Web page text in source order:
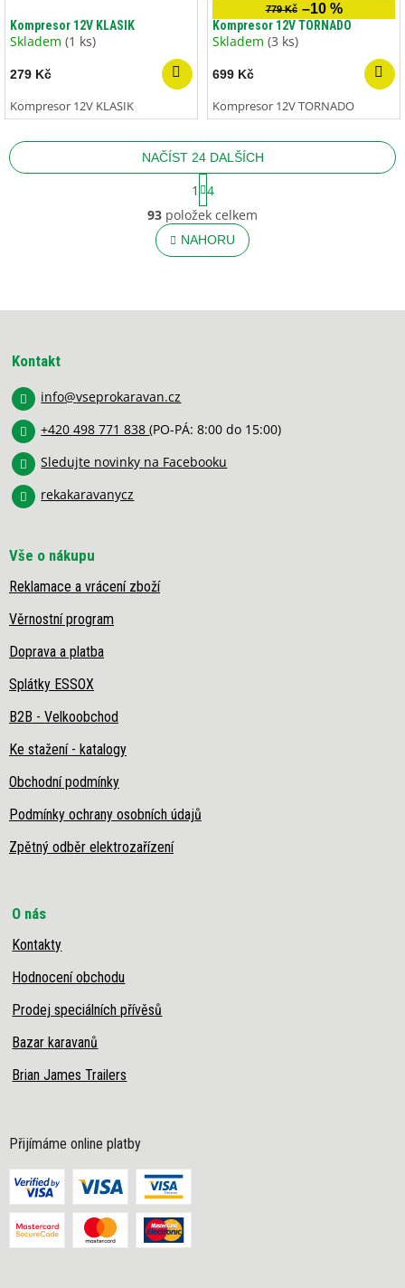
Kompresor 12V KLASIK
Skladem (1 ks)
279 Kč
Kompresor 12V KLASIK
779 Kč –10 %
Kompresor 12V TORNADO
Skladem (3 ks)
699 Kč
Kompresor 12V TORNADO
O
v
l
á
c
v
p
NAČÍST 24 DALŠÍCH
S
t
r
á
n
k
1
4
93 položek celkem
NAHORU
Kontakt
info@vseprokaravan.cz
+420 498 771 838(PO-PÁ: 8:00 do 15:00)
Sledujte novinky na Facebooku
rekakaravanycz
Vše o nákupu
Reklamace a vrácení zboží
Věrnostní program
Doprava a platba
Splátky ESSOX
B2B - Velkoobchod
Ke stažení - katalogy
Obchodní podmínky
Podmínky ochrany osobních údajů
Zpětný odběr elektrozařízení
O nás
Kontakty
Hodnocení obchodu
Prodej speciálních přívěsů
Bazar karavanů
Brian James Trailers
Přijímáme online platby